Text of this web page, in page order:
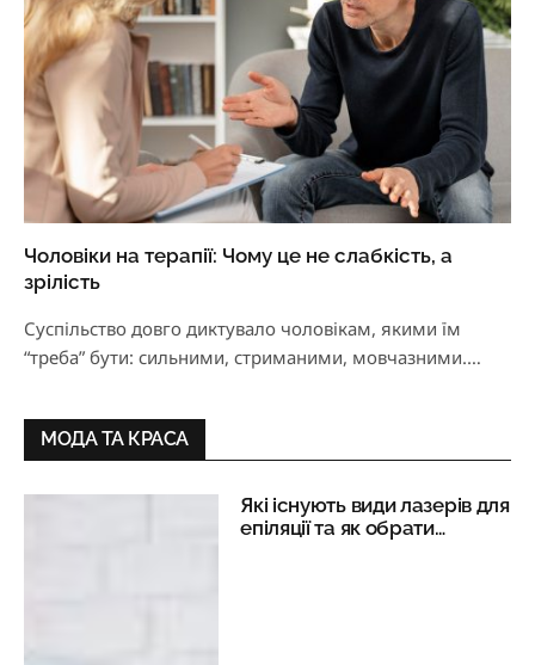
Чоловіки на терапії: Чому це не слабкість, а
зрілість
Суспільство довго диктувало чоловікам, якими їм
“треба” бути: сильними, стриманими, мовчазними.
МОДА ТА КРАСА
Які існують види лазерів для
епіляції та як обрати